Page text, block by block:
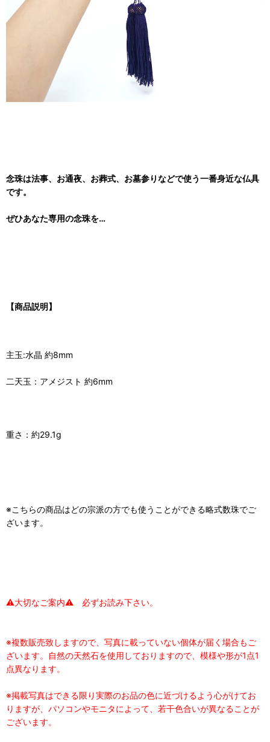
念珠は法事、お通夜、お葬式、お墓参りなどで使う一番身近な仏具
です。
ぜひあなた専用の念珠を…
【商品説明】
主玉:水晶 約8mm
二天玉：アメジスト 約6mm
重さ：約29.1g
※こちらの商品はどの宗派の方でも使うことができる略式数珠でご
ざいます。
⚠大切なご案内⚠ 必ずお読み下さい。
※複数販売致しますので、写真に載っていない個体が届く場合もご
ざいます。自然の天然石を使用しておりますので、模様や形が1点1
点異なります。
※掲載写真はできる限り実際のお品の色に近づけるよう心がけてお
りますが、パソコンやモニタによって、若干色合いが異なることが
ございます。